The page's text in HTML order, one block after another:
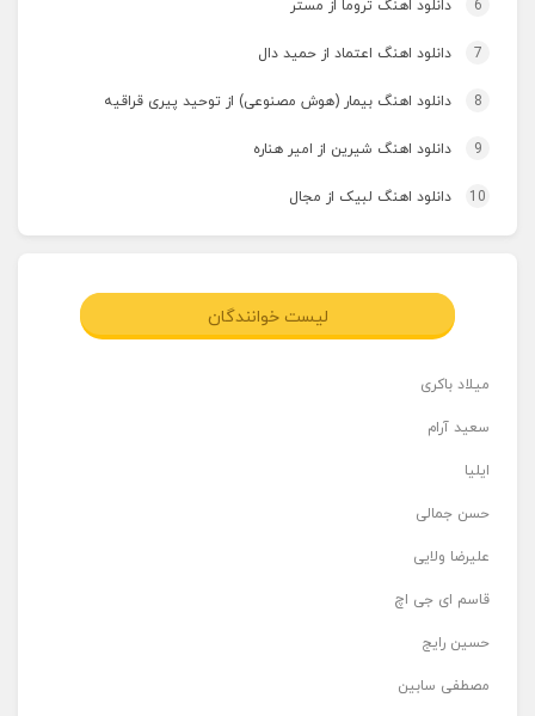
6 دانلود اهنگ تروما از مستر
7 دانلود اهنگ اعتماد از حمید دال
8 دانلود اهنگ بیمار (هوش مصنوعی) از توحید پیری قراقیه
9 دانلود اهنگ شیرین از امیر هناره
10 دانلود اهنگ لبیک از مجال
لیست خوانندگان
میلاد باکری
سعید آرام
ایلیا
حسن جمالی
علیرضا ولایی
قاسم ای جی اچ
حسین رایج
مصطفی سابین